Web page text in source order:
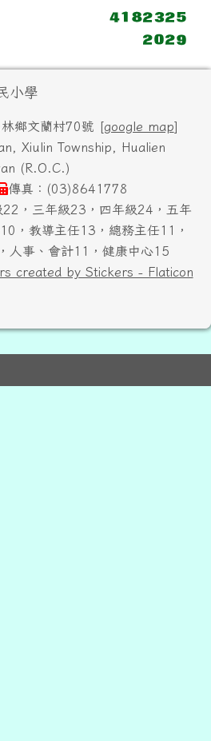
小學
鄉文蘭村70號 [google map]
Xiulin Township, Hualien
(R.O.C.)
傳真：(03)8641778
，三年級23，四年級24，五年
，教導主任13，總務主任11，
人事、會計11，健康中心15
created by Stickers - Flaticon